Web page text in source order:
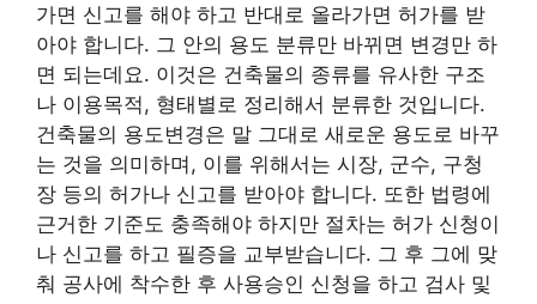
가면 신고를 해야 하고 반대로 올라가면 허가를 받
아야 합니다. 그 안의 용도 분류만 바뀌면 변경만 하
면 되는데요. 이것은 건축물의 종류를 유사한 구조
나 이용목적, 형태별로 정리해서 분류한 것입니다.
건축물의 용도변경은 말 그대로 새로운 용도로 바꾸
는 것을 의미하며, 이를 위해서는 시장, 군수, 구청
장 등의 허가나 신고를 받아야 합니다. 또한 법령에
근거한 기준도 충족해야 하지만 절차는 허가 신청이
나 신고를 하고 필증을 교부받습니다. 그 후 그에 맞
춰 공사에 착수한 후 사용승인 신청을 하고 검사 및